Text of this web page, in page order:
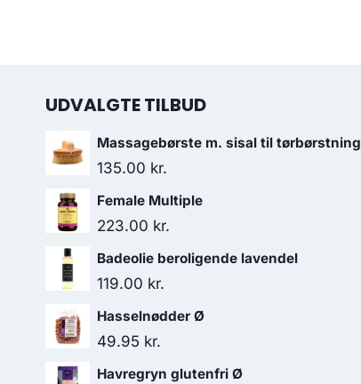
UDVALGTE TILBUD
Massagebørste m. sisal til tørbørstning
135.00 kr.
Female Multiple
223.00 kr.
Badeolie beroligende lavendel
119.00 kr.
Hasselnødder Ø
49.95 kr.
Havregryn glutenfri Ø